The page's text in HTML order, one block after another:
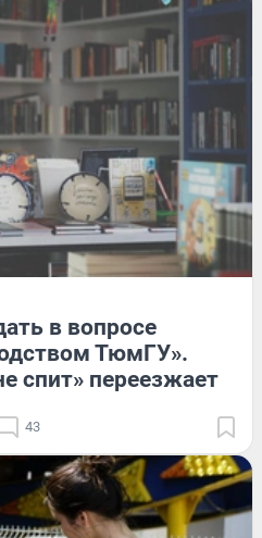
в вопросе
ТюмГУ».
спит» переезжает
43